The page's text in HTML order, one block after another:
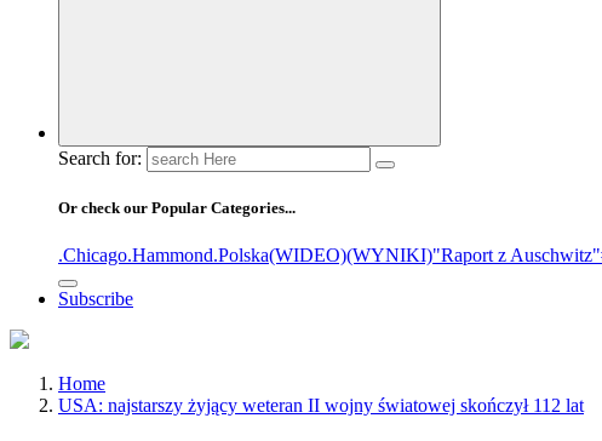
Search for:
Or check our Popular Categories...
.Chicago.Hammond.Polska(WIDEO)(WYNIKI)"Raport z Auschwitz"
Subscribe
Home
USA: najstarszy żyjący weteran II wojny światowej skończył 112 lat